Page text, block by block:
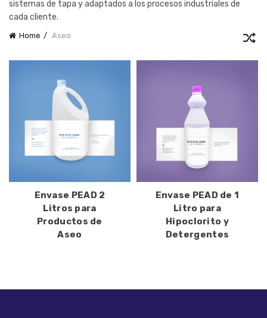
sistemas de tapa y adaptados a los procesos industriales de
cada cliente.
Home Aseo
Envase PEAD 2
Litros para
Productos de
Aseo
Envase PEAD de 1
Litro para
Hipoclorito y
Detergentes